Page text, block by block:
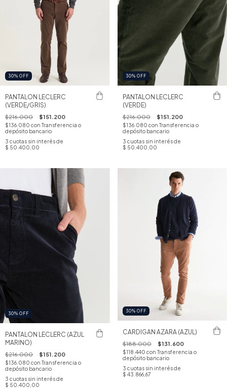
30% OFF
PANTALON LECLERC
(VERDE/GRIS)
$216.000 $151.200
$136.080 con Transferencia o
depósito bancario
3 cuotas sin interés de
$ 50.400,00
30% OFF
PANTALON LECLERC
(VERDE)
$216.000 $151.200
$136.080 con Transferencia o
depósito bancario
3 cuotas sin interés de
$ 50.400,00
30% OFF
PANTALON LECLERC (AZUL
MARINO)
$216.000 $151.200
$136.080 con Transferencia o
depósito bancario
3 cuotas sin interés de
$ 50.400,00
30% OFF
CARDIGAN AZARA (AZUL)
$188.000 $131.600
$118.440 con Transferencia o
depósito bancario
3 cuotas sin interés de
$ 43.866,67